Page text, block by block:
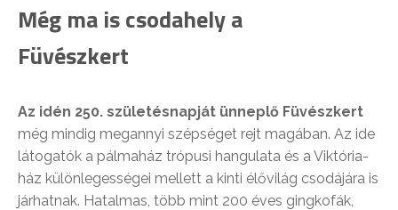
Még ma is csodahely a
Füvészkert
Az idén 250. születésnapját ünneplő Füvészkert
még mindig megannyi szépséget rejt magában. Az ide
látogatók a pálmaház trópusi hangulata és a Viktória-
ház különlegességei mellett a kinti élővilág csodájára is
járhatnak. Hatalmas, több mint 200 éves gingkofák,